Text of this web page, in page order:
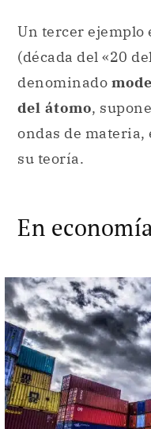
ondas de materia,
su teoría.
En
El modelo